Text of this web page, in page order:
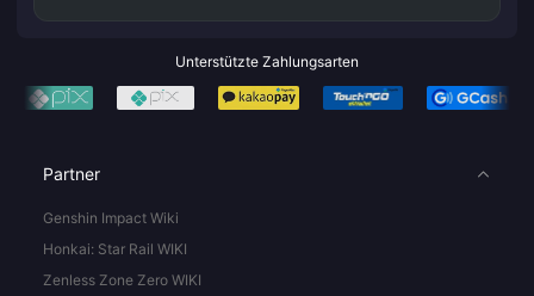
Unterstützte Zahlungsarten
Partner
Genshin Impact Wiki
Honkai: Star Rail WIKI
Zenless Zone Zero WIKI